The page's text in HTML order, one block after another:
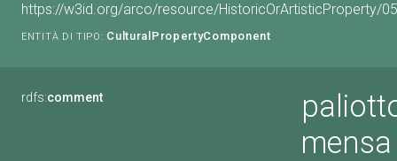
https://w3id.org/arco/resource/HistoricOrArtisticProperty/
ENTITÀ DI TIPO: CulturalPropertyComponent
rdfs:comment